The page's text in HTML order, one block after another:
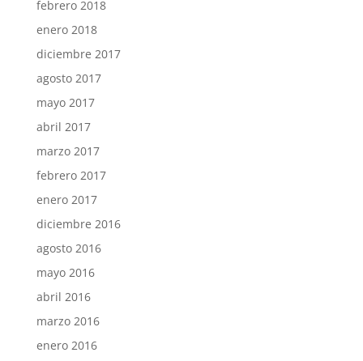
febrero 2018
enero 2018
diciembre 2017
agosto 2017
mayo 2017
abril 2017
marzo 2017
febrero 2017
enero 2017
diciembre 2016
agosto 2016
mayo 2016
abril 2016
marzo 2016
enero 2016